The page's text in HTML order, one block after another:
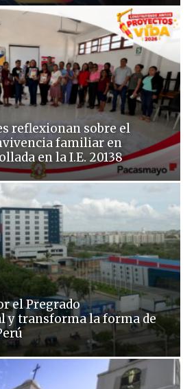
reflexionan sobre el
familiar en
en la I.E. 20138
el Pregrado
y transforma la forma de